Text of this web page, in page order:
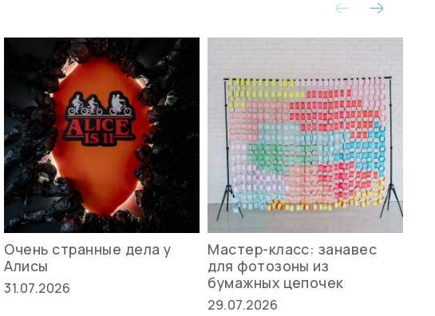
Очень странные дела у
Алисы
31.07.2026
Мастер-класс: занавес
для фотозоны из
бумажных цепочек
29.07.2026